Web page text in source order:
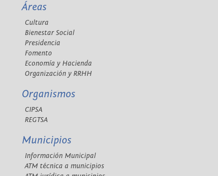
Áreas
Cultura
Bienestar Social
Presidencia
Fomento
Economía y Hacienda
Organización y RRHH
Organismos
CIPSA
REGTSA
Municipios
Información Municipal
ATM técnica a municipios